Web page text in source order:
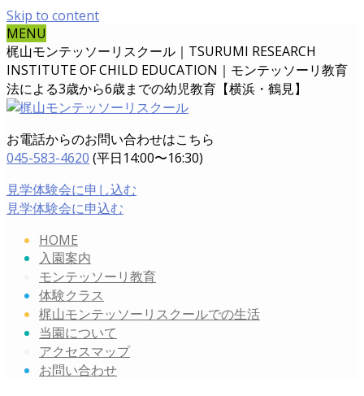
Skip to content
MENU
梶山モンテッソーリスクール｜TSURUMI RESEARCH
INSTITUTE OF CHILD EDUCATION｜ モンテッソーリ教育
法による3歳から6歳までの幼児教育【横浜・鶴見】
お電話からのお問い合わせはこちら
045-583-4620 (平日14:00〜16:30)
見学体験会に申し込む
見学体験会に申込む
HOME
入園案内
モンテッソーリ教育
体験クラス
梶山モンテッソーリスクールでの生活
当園について
アクセスマップ
お問い合わせ